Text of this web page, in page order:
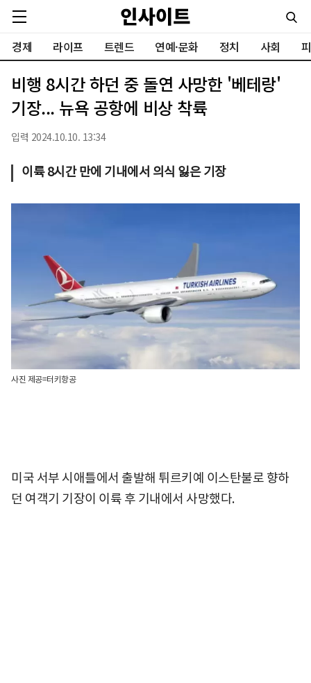
경제 라이프 트렌드 연예·문화 정치 사회
비행 8시간 하던 중 돌연 사망한 '베테랑'
기장... 뉴욕 공항에 비상 착륙
입력 2024.10.10. 13:34
이륙 8시간 만에 기내에서 의식 잃은 기장
사진 제공=터키항공
미국 서부 시애틀에서 출발해 튀르키예 이스탄불로 향하
던 여객기 기장이 이륙 후 기내에서 사망했다.